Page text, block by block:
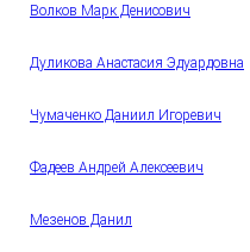
Волков Марк Денисович
Дуликова Анастасия Эдуардовна
Чумаченко Даниил Игоревич
Фадеев Андрей Алексеевич
Мезенов Данил